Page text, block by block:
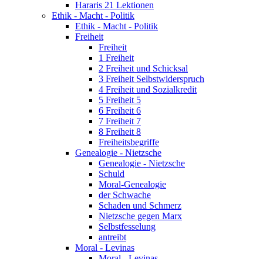
Hararis 21 Lektionen
Ethik - Macht - Politik
Ethik - Macht - Politik
Freiheit
Freiheit
1 Freiheit
2 Freiheit und Schicksal
3 Freiheit Selbstwiderspruch
4 Freiheit und Sozialkredit
5 Freiheit 5
6 Freiheit 6
7 Freiheit 7
8 Freiheit 8
Freiheitsbegriffe
Genealogie - Nietzsche
Genealogie - Nietzsche
Schuld
Moral-Genealogie
der Schwache
Schaden und Schmerz
Nietzsche gegen Marx
Selbstfesselung
antreibt
Moral - Levinas